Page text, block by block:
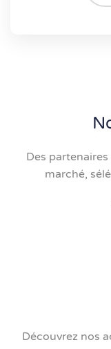
Des
marché,
Découvrez nos